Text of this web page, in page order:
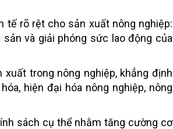
tế rõ rệt cho sản xuất nông nghiệp:
và giải phóng sức lao động của
trong nông nghiệp, khẳng định
hiện đại hóa nông nghiệp, nông
sách cụ thể nhằm tăng cường cơ